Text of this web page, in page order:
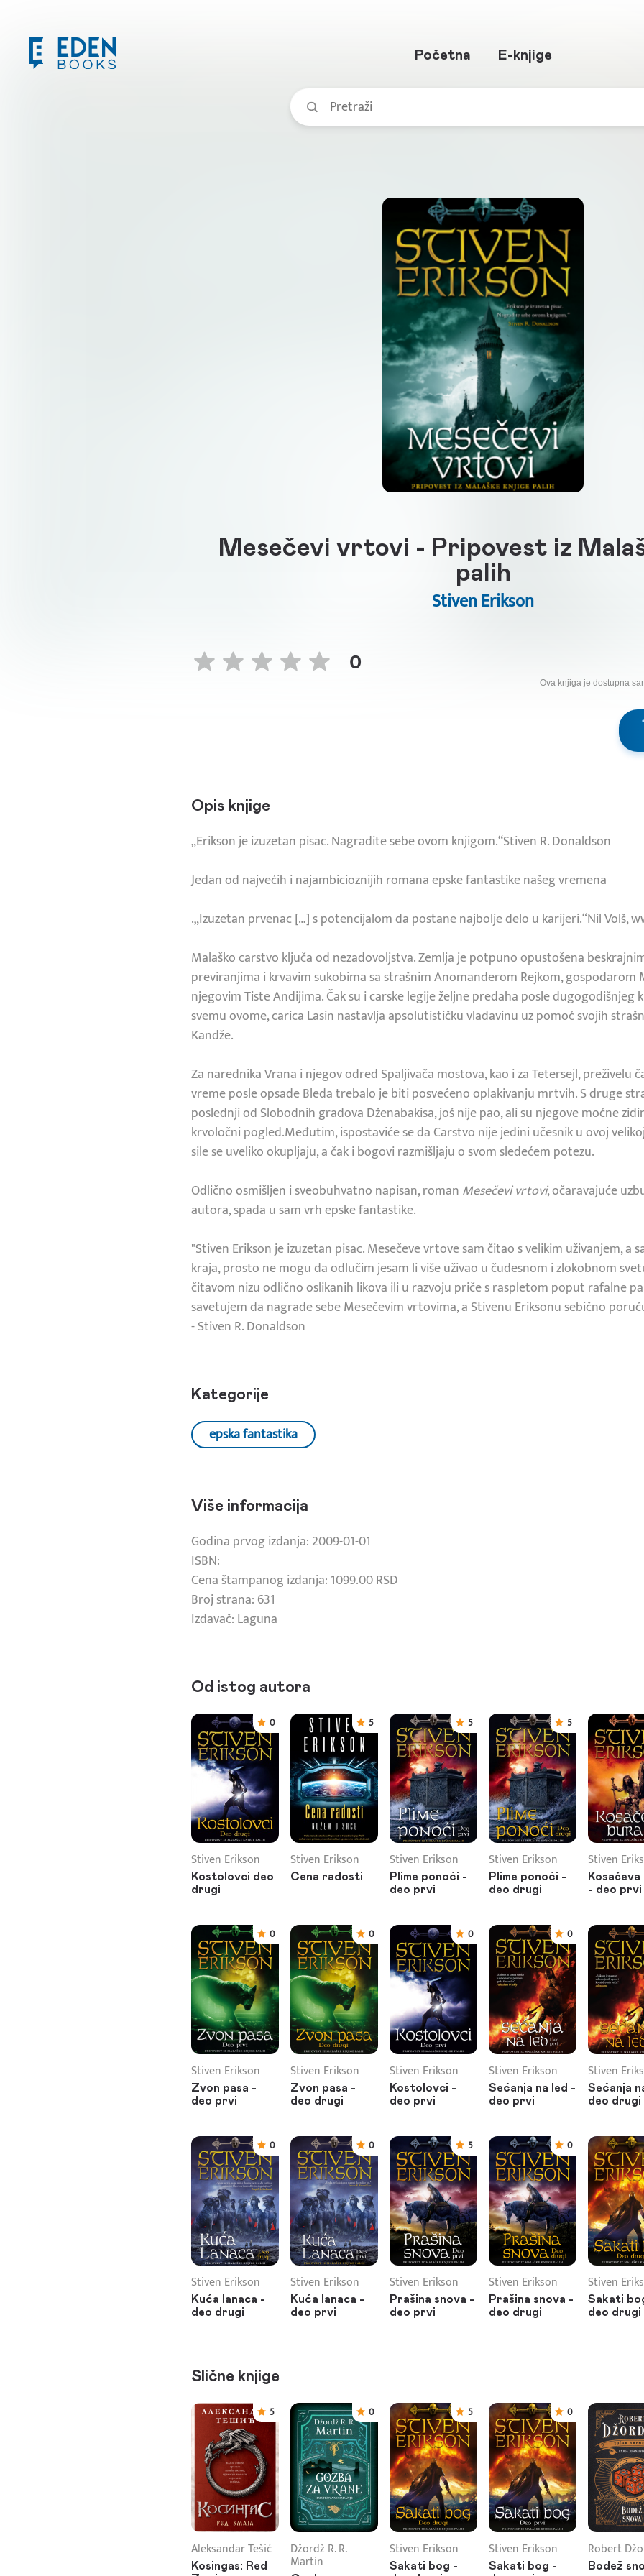
Početna E-knjige
Mesečevi vrtovi - Pripovest iz
palih
Stiven Erikson
0
Ova knjiga je dostupna
Opis knjige
„Erikson je izuzetan pisac. Nagradite sebe ovom knjigom.“Stiven R. Donaldson
Jedan od najvećih i najambicioznijih romana epske fantastike našeg vremena
.„Izuzetan prvenac […] s potencijalom da postane najbolje delo u karijeri.“Nil Volš,
Malaško carstvo ključa od nezadovoljstva. Zemlja je potpuno opustošena
previranjima i krvavim sukobima sa strašnim Anomanderom Rejkom, gospodarom
njegovim Tiste Andijima. Čak su i carske legije željne predaha posle dugogodišnjeg
svemu ovome, carica Lasin nastavlja apsolutističku vladavinu uz pomoć svojih
Kandže.
Za narednika Vrana i njegov odred Spaljivača mostova, kao i za Tetersejl, preživelu
vreme posle opsade Bleda trebalo je biti posvećeno oplakivanju mrtvih. S druge
poslednji od Slobodnih gradova Dženabakisa, još nije pao, ali su njegove moćne
krvoločni pogled.Međutim, ispostaviće se da Carstvo nije jedini učesnik u ovoj
sile se uveliko okupljaju, a čak i bogovi razmišljaju o svom sledećem potezu.
Odlično osmišljen i sveobuhvatno napisan, roman Mesečevi vrtovi, očaravajuće
autora, spada u sam vrh epske fantastike.
"Stiven Erikson je izuzetan pisac. Mesečeve vrtove sam čitao s velikim uživanjem, a
kraja, prosto ne mogu da odlučim jesam li više uživao u čudesnom i zlokobnom
čitavom nizu odlično oslikanih likova ili u razvoju priče s raspletom poput rafalne
savetujem da nagrade sebe Mesečevim vrtovima, a Stivenu Eriksonu sebično
- Stiven R. Donaldson
Kategorije
epska fantastika
Više informacija
Godina prvog izdanja: 2009-01-01
ISBN:
Cena štampanog izdanja: 1099.00 RSD
Broj strana: 631
Izdavač: Laguna
Od istog autora
0
Stiven Erikson
Kostolovci deo
drugi
5
Stiven Erikson
Cena radosti
5
Stiven Erikson
Plime ponoći -
deo prvi
5
Stiven Erikson
Plime ponoći -
deo drugi
Stiven
Kosačeva
- deo prvi
0
Stiven Erikson
Zvon pasa -
deo prvi
0
Stiven Erikson
Zvon pasa -
deo drugi
0
Stiven Erikson
Kostolovci -
deo prvi
0
Stiven Erikson
Sećanja na led -
deo prvi
Stiven
Sećanja
deo drugi
0
Stiven Erikson
Kuća lanaca -
deo drugi
0
Stiven Erikson
Kuća lanaca -
deo prvi
5
Stiven Erikson
Prašina snova -
deo prvi
0
Stiven Erikson
Prašina snova -
deo drugi
Stiven
Sakati
deo drugi
Slične knjige
5
Aleksandar Tešić
Kosingas: Red
0
Džordž R. R.
Martin
5
Stiven Erikson
Sakati bog -
0
Stiven Erikson
Sakati bog -
Robert
Bodež